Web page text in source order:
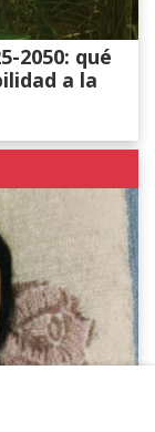
2050: qué
a la